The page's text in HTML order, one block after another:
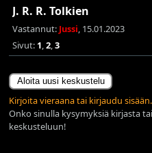
J. R. R. Tolkien
Vastannut: Jussi , 15.01.2023
Sivut: 1 ,2 ,3
Aloita uusi keskustelu
Kirjoita vieraana tai kirjaudu sisään.
Onko sinulla kysymyksiä kirjasta
keskusteluun!